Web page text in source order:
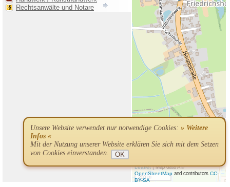
Unsere Website verwendet nur notwendige Cookies: » Weitere
Infos «
Mit der Nutzung unserer Website erklären Sie sich mit dem Setzen
von Cookies einverstanden.
OK